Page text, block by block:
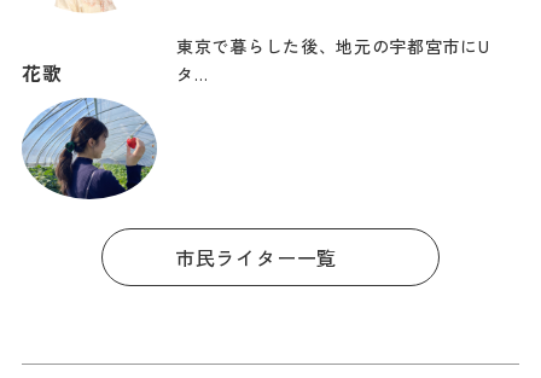
花歌
東京で暮らした後、地元の宇都宮市にU
タ…
市民ライター一覧